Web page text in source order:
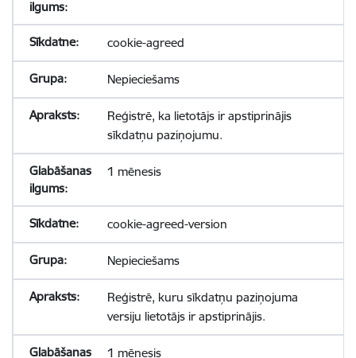
cookie-agreed
Nepieciešams
Reģistrē, ka lietotājs ir apstiprinājis
sīkdatņu paziņojumu.
1 mēnesis
cookie-agreed-version
Nepieciešams
Reģistrē, kuru sīkdatņu paziņojuma
versiju lietotājs ir apstiprinājis.
1 mēnesis